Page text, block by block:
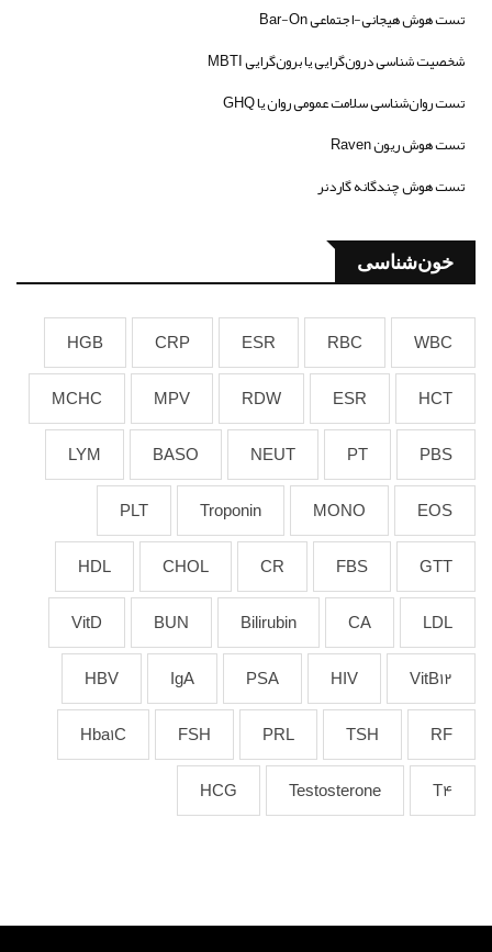
تست هوش هیجانی-اجتماعی Bar-On
شخصیت شناسی درون‌گرایی یا برون‌گرایی MBTI
تست روان‌شناسی سلامت عمومی روان یا GHQ
تست هوش ریون Raven
تست هوش چندگانه گاردنر
خون‌شناسی
WBC
RBC
ESR
CRP
HGB
HCT
ESR
RDW
MPV
MCHC
PBS
PT
NEUT
BASO
LYM
EOS
MONO
Troponin
PLT
GTT
FBS
CR
CHOL
HDL
LDL
CA
Bilirubin
BUN
VitD
VitB12
HIV
PSA
IgA
HBV
RF
TSH
PRL
FSH
Hba1C
T4
Testosterone
HCG